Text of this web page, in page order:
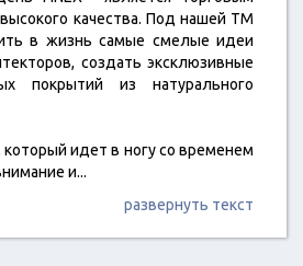
качества. Под нашей ТМ
в жизнь самые смелые идеи
создать эксклюзивные
покрытий из натурального
идет в ногу со временем
и...
развернуть текст